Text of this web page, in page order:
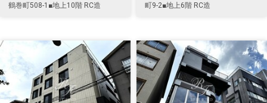
鶴巻町508-1■地上10階 RC造
町9-2■地上6階 RC造